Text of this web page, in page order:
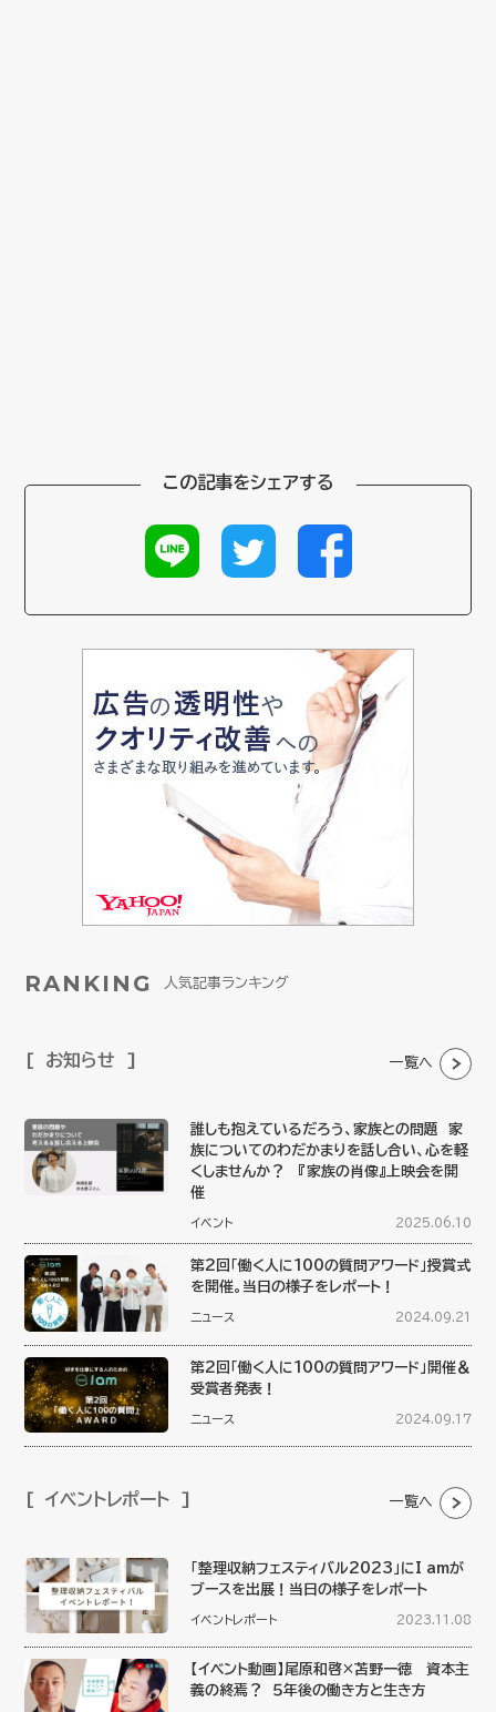
この記事をシェアする
RANKING 人気記事ランキング
お知らせ 一覧へ
誰しも抱えているだろう、家族との問題 家
族についてのわだかまりを話し合い、心を軽
くしませんか？ 『家族の肖像』上映会を開
催
イベント 2025.06.10
第2回「働く人に100の質問アワード」授賞式
を開催。当日の様子をレポート！
ニュース 2024.09.21
第2回「働く人に100の質問アワード」開催＆
受賞者発表！
ニュース 2024.09.17
イベントレポート 一覧へ
「整理収納フェスティバル2023」にI amが
ブースを出展！当日の様子をレポート
イベントレポート 2023.11.08
【イベント動画】尾原和啓×苫野一徳 資本主
義の終焉？ ５年後の働き方と生き方